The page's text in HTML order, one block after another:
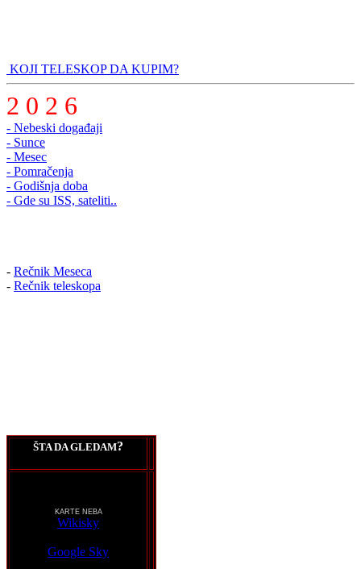
KOJI TELESKOP DA KUPIM?
2 0 2 6
- Nebeski događaji
- Sunce
- Mesec
- Pomračenja
- Godišnja doba
- Gde su ISS, sateliti..
- Rečnik Meseca
- Rečnik teleskopa
ŠTA DA GLEDAM?
KARTE NEBA
Wikisky
Google Sky